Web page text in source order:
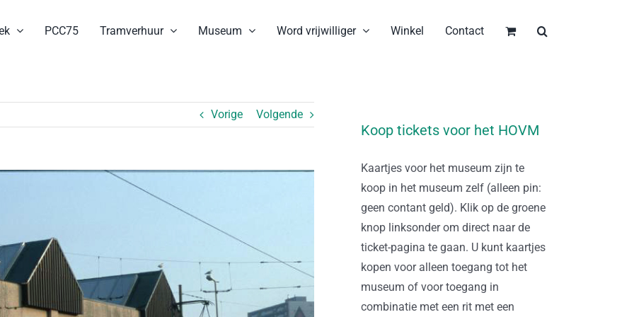
PCC75 Tramverhuur Museum Word vrijwilliger Winkel Contact
Vorige Volgende
Koop tickets voor het HOVM
Kaartjes voor het museum zijn te
koop in het museum zelf (alleen pin:
geen contant geld). Klik op de groene
knop linksonder om direct naar de
ticket-pagina te gaan. U kunt kaartjes
kopen voor alleen toegang tot het
museum of voor toegang in
combinatie met een rit met een